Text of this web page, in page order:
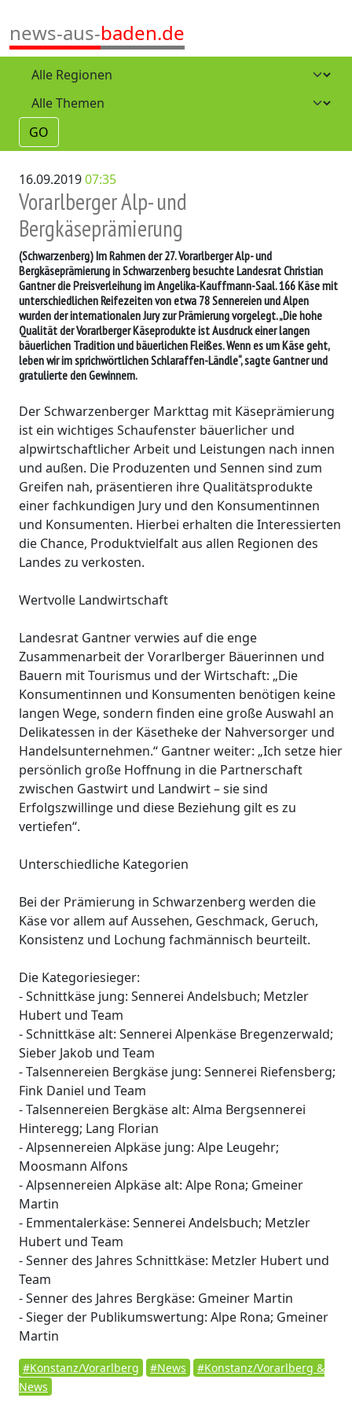
news-aus-baden.de
GO
16.09.201907:35
Vorarlberger Alp- und
Bergkäseprämierung
(Schwarzenberg)Im Rahmen der 27. Vorarlberger Alp- und
Bergkäseprämierung in Schwarzenberg besuchte Landesrat Christian
Gantner die Preisverleihung im Angelika-Kauffmann-Saal. 166 Käse mit
unterschiedlichen Reifezeiten von etwa 78 Sennereien und Alpen
wurden der internationalen Jury zur Prämierung vorgelegt. „Die hohe
Qualität der Vorarlberger Käseprodukte ist Ausdruck einer langen
bäuerlichen Tradition und bäuerlichen Fleißes. Wenn es um Käse geht,
leben wir im sprichwörtlichen Schlaraffen-Ländle“, sagte Gantner und
gratulierte den Gewinnern.
Der Schwarzenberger Markttag mit Käseprämierung
ist ein wichtiges Schaufenster bäuerlicher und
alpwirtschaftlicher Arbeit und Leistungen nach innen
und außen. Die Produzenten und Sennen sind zum
Greifen nah, präsentieren ihre Qualitätsprodukte
einer fachkundigen Jury und den Konsumentinnen
und Konsumenten. Hierbei erhalten die Interessierten
die Chance, Produktvielfalt aus allen Regionen des
Landes zu verkosten.
Wertvolle Landwirtschaft
Landesrat Gantner verwies auf die enge
Zusammenarbeit der Vorarlberger Bäuerinnen und
Bauern mit Tourismus und der Wirtschaft: „Die
Konsumentinnen und Konsumenten benötigen keine
langen Wege, sondern finden eine große Auswahl an
Delikatessen in der Käsetheke der Nahversorger und
Handelsunternehmen.“ Gantner weiter: „Ich setze hier
persönlich große Hoffnung in die Partnerschaft
zwischen Gastwirt und Landwirt – sie sind
Erfolgszwillinge und diese Beziehung gilt es zu
vertiefen“.
Unterschiedliche Kategorien
Bei der Prämierung in Schwarzenberg werden die
Käse vor allem auf Aussehen, Geschmack, Geruch,
Konsistenz und Lochung fachmännisch beurteilt.
Die Kategoriesieger:
- Schnittkäse jung: Sennerei Andelsbuch; Metzler
Hubert und Team
- Schnittkäse alt: Sennerei Alpenkäse Bregenzerwald;
Sieber Jakob und Team
- Talsennereien Bergkäse jung: Sennerei Riefensberg;
Fink Daniel und Team
- Talsennereien Bergkäse alt: Alma Bergsennerei
Hinteregg; Lang Florian
- Alpsennereien Alpkäse jung: Alpe Leugehr;
Moosmann Alfons
- Alpsennereien Alpkäse alt: Alpe Rona; Gmeiner
Martin
- Emmentalerkäse: Sennerei Andelsbuch; Metzler
Hubert und Team
- Senner des Jahres Schnittkäse: Metzler Hubert und
Team
- Senner des Jahres Bergkäse: Gmeiner Martin
- Sieger der Publikumswertung: Alpe Rona; Gmeiner
Martin
#Konstanz/Vorarlberg #News
#Konstanz/Vorarlberg &
News